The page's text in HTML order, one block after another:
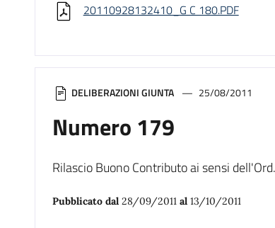
20110928132410_G C 180.PDF
DELIBERAZIONI GIUNTA 25/08/2011
Numero 179
Rilascio Buono Contributo ai sensi
Pubblicato dal 28/09/2011 al13/10/2011